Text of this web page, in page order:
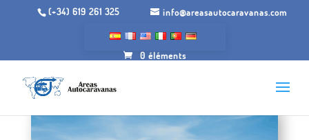
(+34) 619 261 325 info@areasautocaravanas.com
0 éléments